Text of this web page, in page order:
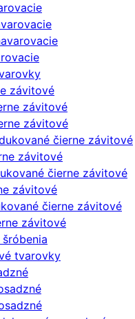
závitové
závitové
závitové
čierne závitové
závitové
čierne závitové
závitové
čierne závitové
závitové
tvarovky